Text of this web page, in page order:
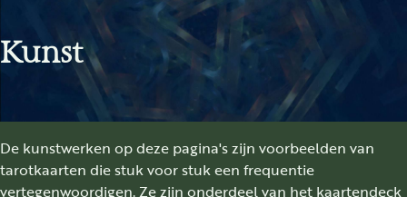
Kunst
De kunstwerken op deze pagina's zijn voorbeelden van
tarotkaarten die stuk voor stuk een frequentie
vertegenwoordigen. Ze zijn onderdeel van het kaartendeck